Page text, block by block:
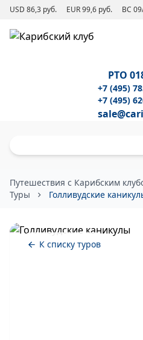
USD 86,3 руб. EUR 99,6 руб. ВС
РТО
+7 (495)
+7 (495)
Путешествия с Карибским
Туры
Голливудские
К списку туров